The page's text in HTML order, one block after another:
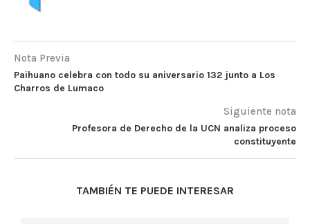
Nota Previa
Paihuano celebra con todo su aniversario 132 junto a Los
Charros de Lumaco
Siguiente nota
Profesora de Derecho de la UCN analiza proceso
constituyente
TAMBIÉN TE PUEDE INTERESAR